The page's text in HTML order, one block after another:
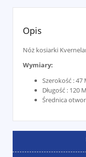
Opis
Nóż kosiarki
Wymiary:
Szerokość : 47
Długość : 120
Średnica